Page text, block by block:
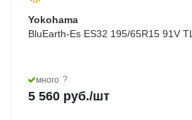
Yokohama
BluEarth-Es ES32 195/65R15 91V TL
много ?
5 560 руб./шт